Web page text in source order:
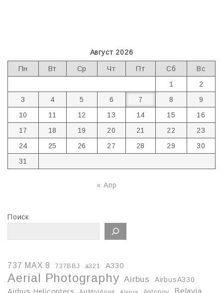
Август 2026
Пн Вт Ср Чт Пт Сб
Вс
1
2
3
4 5 6 7 8
9
10
11 12 13 14 15
16
17
18 19 20 21 22
23
24
25 26 27 28 29
30
31
« Апр
Поиск
737 MAX 8 737BBJ a321 A330
Aerial Photography Airbus
AirbusA330
Airbus Helicopters
Belavia